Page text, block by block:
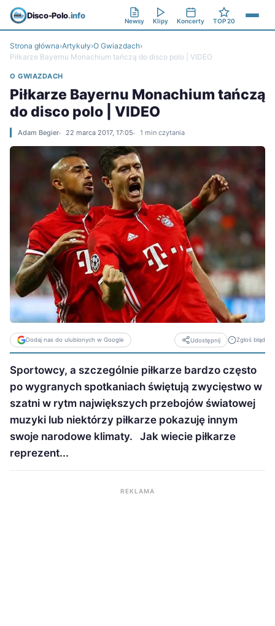
Disco-Polo.info
Newsy Klipy Koncerty TOP 20
Strona główna›Artykuły›O Gwiazdach›
Piłkarze Bayernu Monachium tańczą do disco polo | VIDEO
O GWIAZDACH
Piłkarze Bayernu Monachium tańczą
do disco polo | VIDEO
Adam Begier 22 marca 2017, 17:05 1 min czytania
Dodaj nas do ulubionych w Google Udostępnij Zgłoś błąd
Sportowcy, a szczególnie piłkarze bardzo często
po wygranych spotkaniach świętują zwycięstwo w
szatni w rytm największych przebojów światowej
muzyki lub niektórzy piłkarze pokazuję innym
swoje narodowe klimaty. Jak wiecie piłkarze
reprezent...
REKLAMA